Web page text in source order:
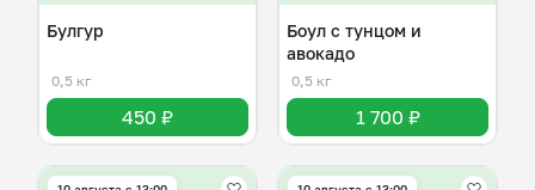
Булгур
0,5 кг
450 ₽
Боул с тунцом и
авокадо
0,5 кг
1 700 ₽